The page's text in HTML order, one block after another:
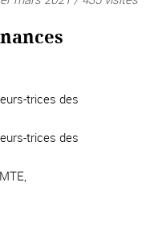
trices des
trices des